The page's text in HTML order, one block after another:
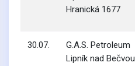
Hranická 1677
30.07.
G.A.S. Petroleum
Lipník nad Bečvou